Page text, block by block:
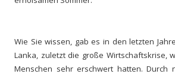
Wie Sie wissen, gab es in den letzten
Lanka, zuletzt die große Wirtschaftskrise,
Menschen sehr erschwert hatten. Durch